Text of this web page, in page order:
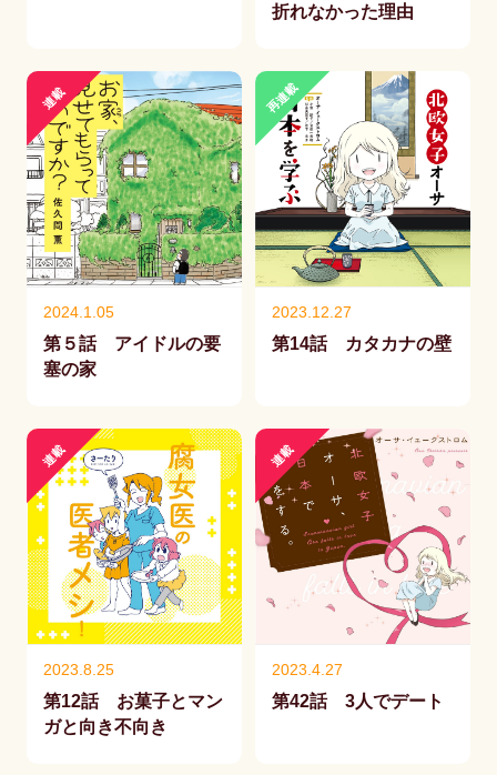
折れなかった理由
連載
2024.1.05
第５話 アイドルの要
塞の家
再連載
2023.12.27
第14話 カタカナの壁
連載
2023.8.25
第12話 お菓子とマン
ガと向き不向き
連載
2023.4.27
第42話 3人でデート